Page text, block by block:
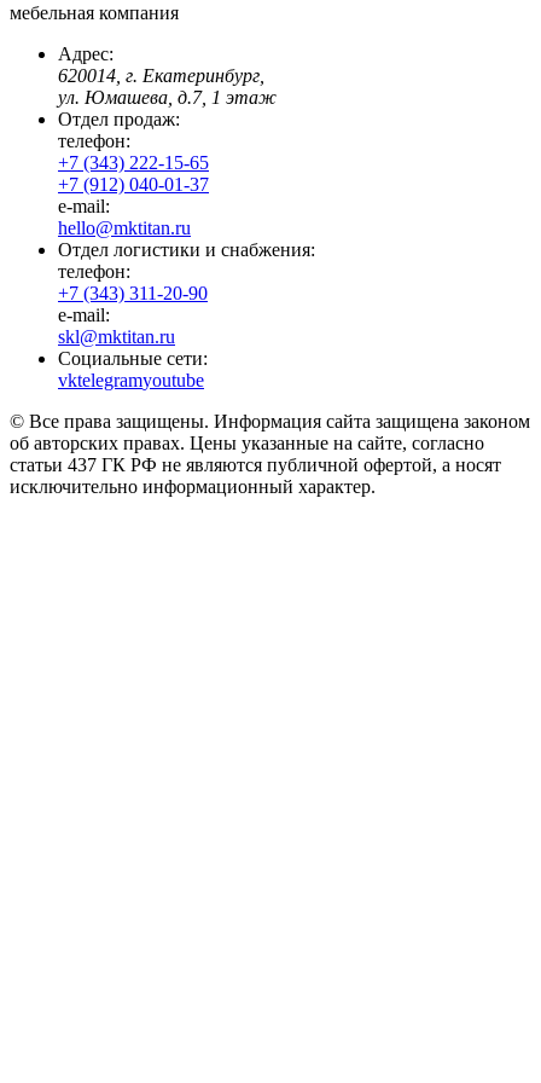
мебельная компания
Адрес:
620014, г. Екатеринбург,
ул. Юмашева, д.7, 1 этаж
Отдел продаж:
телефон:
+7 (343) 222-15-65
+7 (912) 040-01-37
e-mail:
hello@mktitan.ru
Отдел логистики и снабжения:
телефон:
+7 (343) 311-20-90
e-mail:
skl@mktitan.ru
Социальные сети:
vktelegramyoutube
© Все права защищены. Информация сайта защищена законом
об авторских правах. Цены указанные на сайте, согласно
статьи 437 ГК РФ не являются публичной офертой, а носят
исключительно информационный характер.